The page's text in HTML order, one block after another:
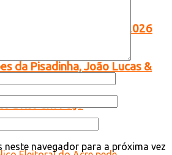
Acre: Festival do Açaí 2026
da Pisadinha, João Lucas &
Brito em Feijó
neste navegador para a próxima vez